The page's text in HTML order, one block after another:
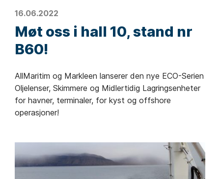
16.06.2022
Møt oss i hall 10, stand nr
B60!
AllMaritim og Markleen lanserer den nye ECO-Serien
Oljelenser, Skimmere og Midlertidig Lagringsenheter
for havner, terminaler, for kyst og offshore
operasjoner!